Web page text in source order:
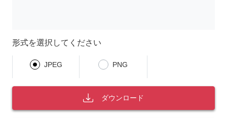
形式を選択してください
JPEG PNG
ダウンロード